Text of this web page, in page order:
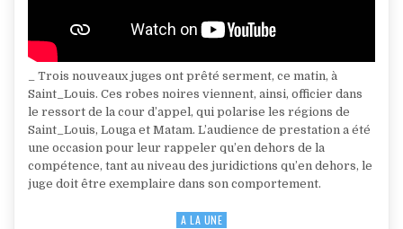
_ Trois nouveaux juges ont prêté serment, ce matin, à
Saint_Louis. Ces robes noires viennent, ainsi, officier dans
le ressort de la cour d’appel, qui polarise les régions de
Saint_Louis, Louga et Matam. L’audience de prestation a été
une occasion pour leur rappeler qu’en dehors de la
compétence, tant au niveau des juridictions qu’en dehors, le
juge doit être exemplaire dans son comportement.
Posted
A LA UNE